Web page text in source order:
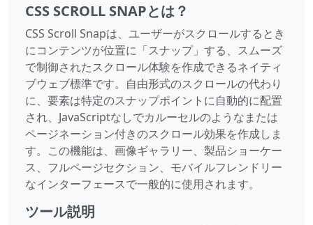
CSS SCROLL SNAPとは？
CSS Scroll Snapは、ユーザーがスクロールするとき
にコンテンツが位置に「スナップ」する、スムーズ
で制御されたスクロール体験を作成できるネイティ
ブウェブ標準です。自由形式のスクロールの代わり
に、要素は特定のスナップポイントに自動的に配置
され、JavaScriptなしでカルーセルのようなまたは
ページネーション付きのスクロール効果を作成しま
す。この機能は、画像ギャラリー、製品ショーケー
ス、フルページセクション、モバイルフレンドリー
なインターフェースで一般的に使用されます。
ツール説明